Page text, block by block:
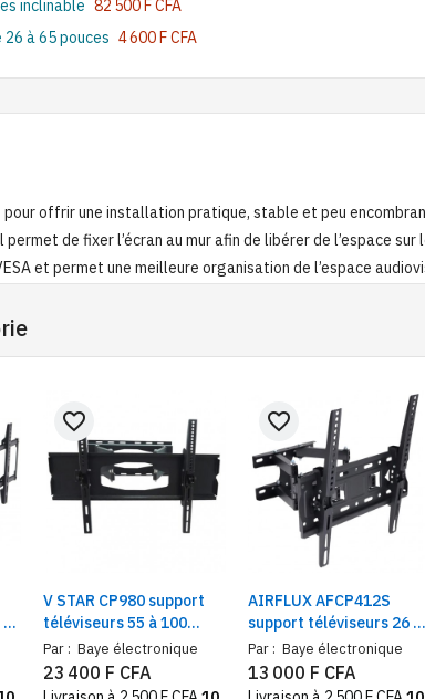
inclinable 82 500 F CFA
à 65 pouces 4 600 F CFA
offrir une installation pratique, stable et peu
de fixer l’écran au mur afin de libérer de l’espace sur
et permet une meilleure organisation de l’espace
V STAR CP980 support
téléviseurs 55 à 100
pouces mural pivotant
Par : Baye électronique
favorite_border
23 400 F CFA
AIRFLUX AFCP412S
support téléviseurs 26 à
65 pouces mural pivotant
Par : Baye électronique
favorite_border
13 000 F CFA